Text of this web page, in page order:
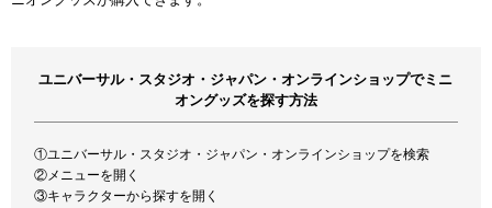
ユニバーサル・スタジオ・ジャパン・オンラインショップでミニ
オングッズを探す方法
①ユニバーサル・スタジオ・ジャパン・オンラインショップを検索
②メニューを開く
③キャラクターから探すを開く